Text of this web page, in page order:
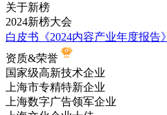
关于新榜
2024新榜大会
白皮书 《2024内容产业年度报告》
资质&荣誉
国家级高新技术企业
上海市专精特新企业
上海数字广告领军企业